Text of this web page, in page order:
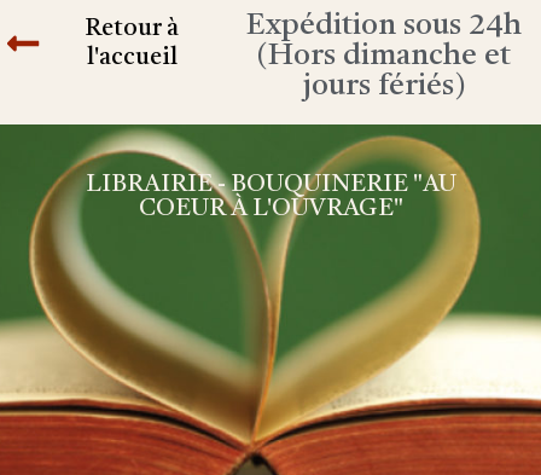
Retour à
l'accueil
Expédition sous 24h
(Hors dimanche et
jours fériés)
LIBRAIRIE - BOUQUINERIE "AU
COEUR À L'OUVRAGE"